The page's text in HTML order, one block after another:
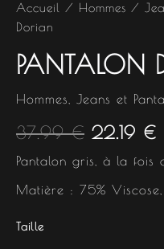
Accueil / Hommes /
Dorian
PANTALON
Hommes Jeans et
37.99€ 22.19 €
Pantalon gris, à la fois
Matière : 75%
Taille